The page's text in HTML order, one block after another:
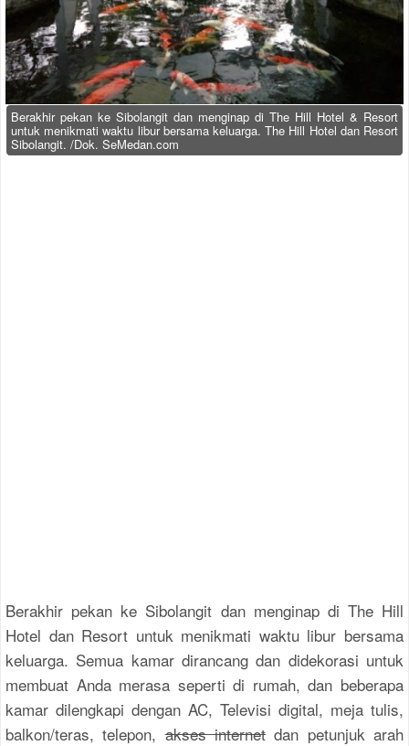
Berakhir pekan ke Sibolangit dan menginap di The Hill Hotel & Resort
untuk menikmati waktu libur bersama keluarga. The Hill Hotel dan Resort
Sibolangit. /Dok. SeMedan.com
Berakhir pekan ke Sibolangit dan menginap di The Hill
Hotel dan Resort untuk menikmati waktu libur bersama
keluarga. Semua kamar dirancang dan didekorasi untuk
membuat Anda merasa seperti di rumah, dan beberapa
kamar dilengkapi dengan AC, Televisi digital, meja tulis,
balkon/teras, telepon,akses internet dan petunjuk arah